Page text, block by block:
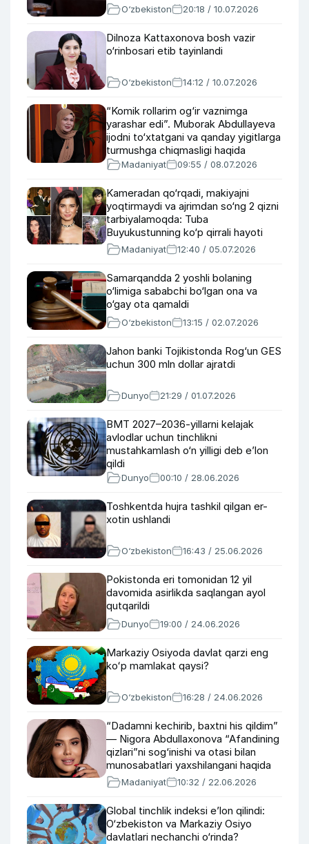
O‘zbekiston 20:18 / 10.07.2026
Dilnoza Kattaxonova bosh vazir
o‘rinbosari etib tayinlandi
O‘zbekiston 14:12 / 10.07.2026
“Komik rollarim og‘ir vaznimga
yarashar edi”. Muborak Abdullayeva
ijodni to‘xtatgani va qanday yigitlarga
turmushga chiqmasligi haqida
Madaniyat 09:55 / 08.07.2026
Kameradan qo‘rqadi, makiyajni
yoqtirmaydi va ajrimdan so‘ng 2 qizni
tarbiyalamoqda: Tuba
Buyukustunning ko‘p qirrali hayoti
haqidaMadaniyat 12:40 / 05.07.2026
Samarqandda 2 yoshli bolaning
o‘limiga sababchi bo‘lgan ona va
o‘gay ota qamaldi
O‘zbekiston 13:15 / 02.07.2026
Jahon banki Tojikistonda Rog‘un GES
uchun 300 mln dollar ajratdi
Dunyo 21:29 / 01.07.2026
BMT 2027–2036-yillarni kelajak
avlodlar uchun tinchlikni
mustahkamlash o‘n yilligi deb e’lon
qildi
Dunyo 00:10 / 28.06.2026
Toshkentda hujra tashkil qilgan er-
xotin ushlandi
O‘zbekiston 16:43 / 25.06.2026
Pokistonda eri tomonidan 12 yil
davomida asirlikda saqlangan ayol
qutqarildi
Dunyo 19:00 / 24.06.2026
Markaziy Osiyoda davlat qarzi eng
koʻp mamlakat qaysi?
O‘zbekiston 16:28 / 24.06.2026
“Dadamni kechirib, baxtni his qildim”
— Nigora Abdullaxonova “Afandining
qizlari”ni sog‘inishi va otasi bilan
munosabatlari yaxshilangani haqida
gapirdiMadaniyat 10:32 / 22.06.2026
Global tinchlik indeksi e’lon qilindi:
O‘zbekiston va Markaziy Osiyo
davlatlari nechanchi o‘rinda?